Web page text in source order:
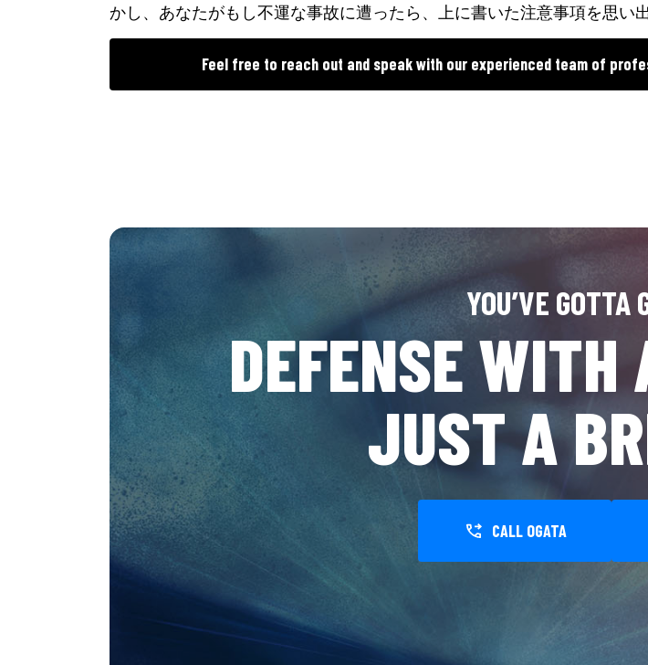
かし、あなたがもし不運な事故に遭ったら、上に書いた注意事項を思い
Feel free to reach out and speak with our experienced team of
YOU’VE GOTTA
DEFENSE
JUST A
CALL OGATA